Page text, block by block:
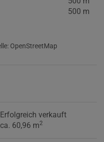
500 m
OpenStreetMap
Erfolgreich verkauft
ca. 60,96 m2